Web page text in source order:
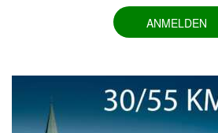
ANMELDEN